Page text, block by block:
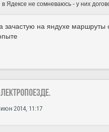
в Ядексе не сомневаюсь - у них
зачастую на яндухе
2014, 11:17